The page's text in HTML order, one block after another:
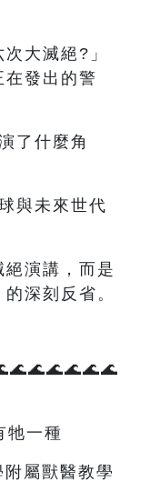
大滅絕?」
在發出的警
了什麼角
與未來世代
演講，而是
深刻反省。
牠一種
屬獸醫教學